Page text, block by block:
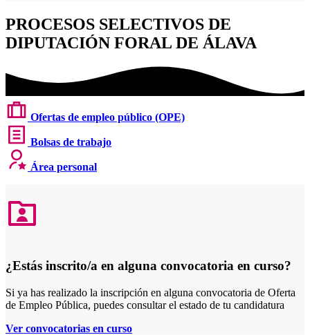
PROCESOS SELECTIVOS DE
DIPUTACIÓN FORAL DE ÁLAVA
Ofertas de empleo público (OPE)
Bolsas de trabajo
Área personal
¿Estás inscrito/a en alguna convocatoria en curso?
Si ya has realizado la inscripción en alguna convocatoria de Oferta
de Empleo Pública, puedes consultar el estado de tu candidatura
Ver convocatorias en curso